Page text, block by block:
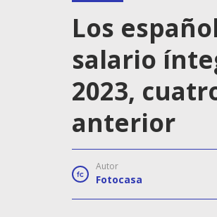
Los
salario
2023,
anterior
Autor
Fotocasa